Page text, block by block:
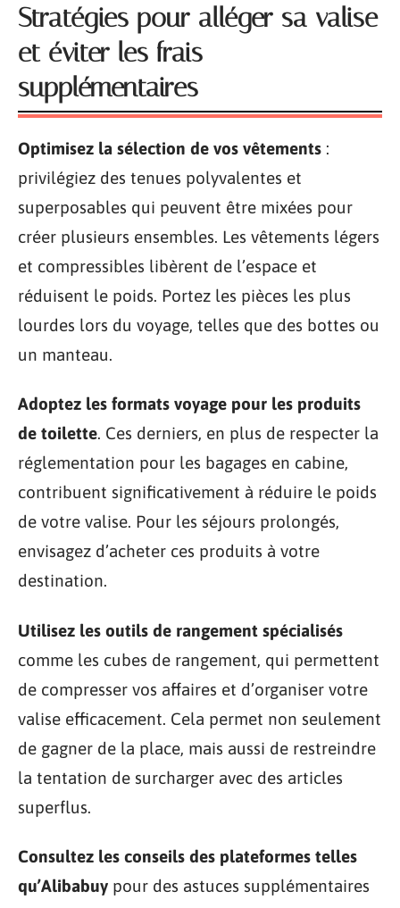
Stratégies pour alléger sa valise
et éviter les frais
supplémentaires
Optimisez la sélection de vos vêtements :
privilégiez des tenues polyvalentes et
superposables qui peuvent être mixées pour
créer plusieurs ensembles. Les vêtements légers
et compressibles libèrent de l’espace et
réduisent le poids. Portez les pièces les plus
lourdes lors du voyage, telles que des bottes ou
un manteau.
Adoptez les formats voyage pour les produits
de toilette. Ces derniers, en plus de respecter la
réglementation pour les bagages en cabine,
contribuent significativement à réduire le poids
de votre valise. Pour les séjours prolongés,
envisagez d’acheter ces produits à votre
destination.
Utilisez les outils de rangement spécialisés
comme les cubes de rangement, qui permettent
de compresser vos affaires et d’organiser votre
valise efficacement. Cela permet non seulement
de gagner de la place, mais aussi de restreindre
la tentation de surcharger avec des articles
superflus.
Consultez les conseils des plateformes telles
qu’Alibabuy pour des astuces supplémentaires